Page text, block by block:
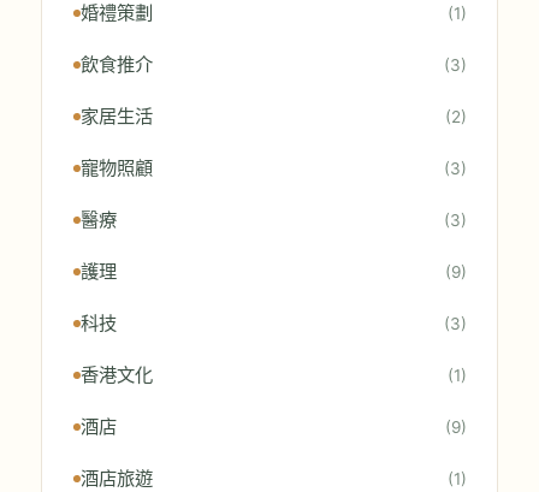
婚禮策劃 (1)
飲食推介 (3)
家居生活 (2)
寵物照顧 (3)
醫療 (3)
護理 (9)
科技 (3)
香港文化 (1)
酒店 (9)
酒店旅遊 (1)